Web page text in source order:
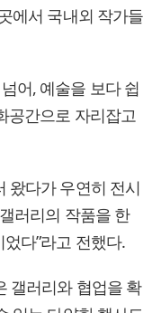
에서 국내외 작가들
어, 예술을 보다 쉽
공간으로 자리잡고
왔다가 우연히 전시
러리의 작품을 한
다”라고 전했다.
갤러리와 협업을 확